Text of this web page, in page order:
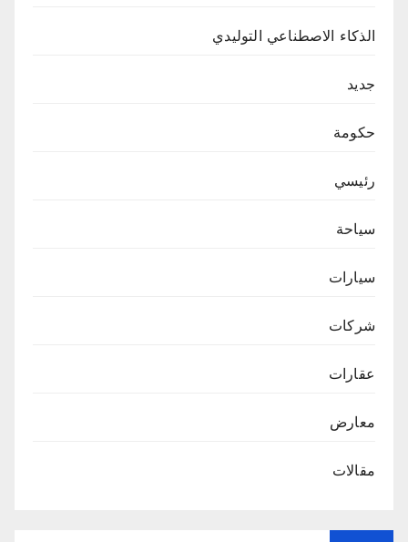
الذكاء الاصطناعي التوليدي
جديد
حكومة
رئيسي
سياحة
سيارات
شركات
عقارات
معارض
مقالات